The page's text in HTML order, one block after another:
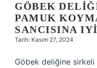
GÖBEK
PAMUK
SANCISINA
Tarih: Kasım 27, 2024
Göbek deliğine